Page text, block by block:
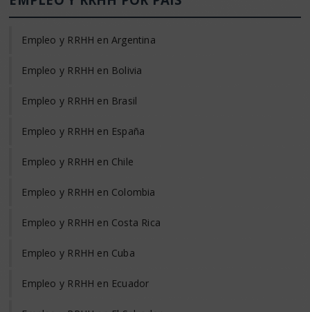
Empleo y RRHH en Argentina
Empleo y RRHH en Bolivia
Empleo y RRHH en Brasil
Empleo y RRHH en España
Empleo y RRHH en Chile
Empleo y RRHH en Colombia
Empleo y RRHH en Costa Rica
Empleo y RRHH en Cuba
Empleo y RRHH en Ecuador